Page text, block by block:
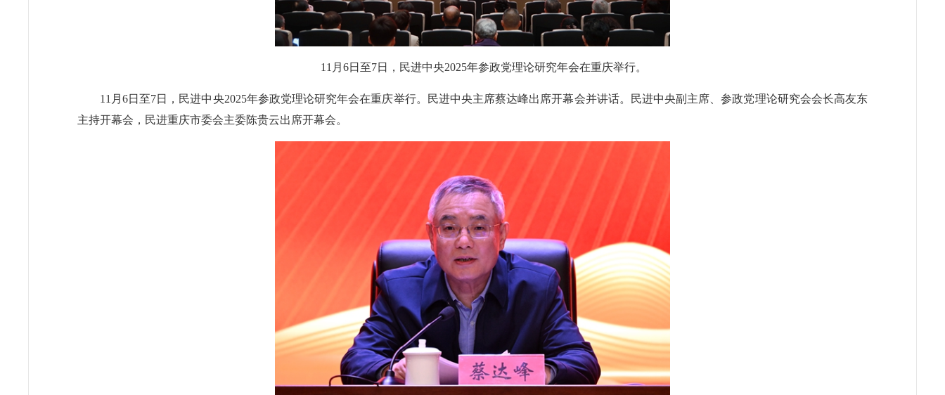
11月6日至7日，民进中央2025年参政党理论研究年会在重庆举行。
11月6日至7日，民进中央2025年参政党理论研究年会在重庆举行。民进中央主席蔡达峰出席开幕会并讲话。民进中央副主席、参政党理论研究会会长高友东
主持开幕会，民进重庆市委会主委陈贵云出席开幕会。